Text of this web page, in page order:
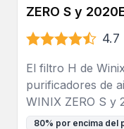
ZERO S y
4.7
El filtro H de
purificadores de
WINIX ZERO S y
80% por encima del